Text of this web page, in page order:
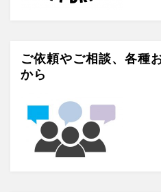
ご依頼やご相談、各種
から